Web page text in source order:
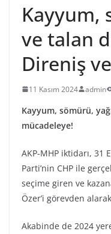
Kayyum,
ve talan
Direniş
11 Kasım 2024 admin
Kayyum, sömürü,
mücadeleye!
AKP-MHP iktidarı, 31
Parti’nin CHP ile
seçime giren ve
Özer’i görevden
Akabinde de 2024